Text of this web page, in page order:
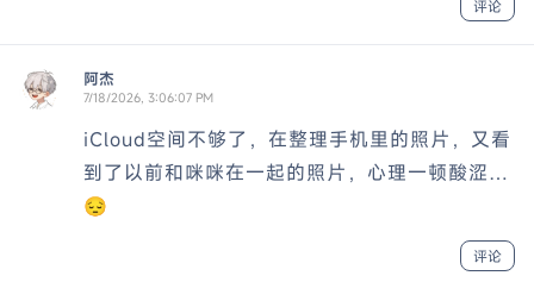
评论
阿杰
7/18/2026, 3:06:07 PM
iCloud空间不够了，在整理手机里的照片，又看
到了以前和咪咪在一起的照片，心理一顿酸涩…
😔
评论